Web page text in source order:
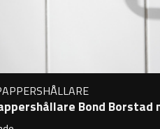
Bond Borstad